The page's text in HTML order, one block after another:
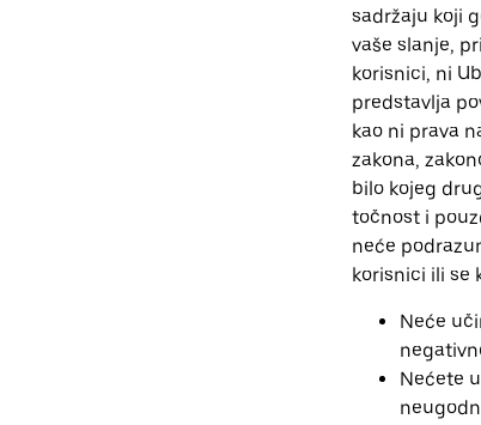
sadržaju koji
vaše slanje,
korisnici, ni
predstavlja
kao ni prava
zakona,
bilo kojeg
točnost i
neće
korisnici ili se
Neće
Nećete